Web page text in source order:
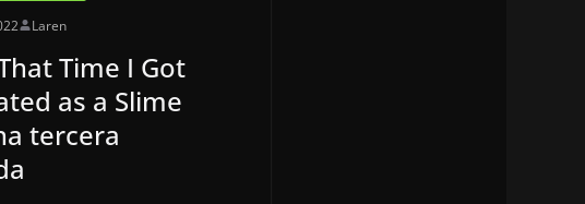
Laren
Time I Got
as a Slime
tercera